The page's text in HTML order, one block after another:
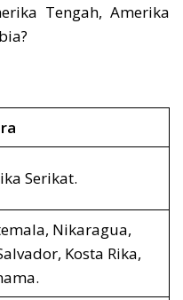
Tengah, Amerika
Serikat.
Nikaragua,
Kosta Rika,